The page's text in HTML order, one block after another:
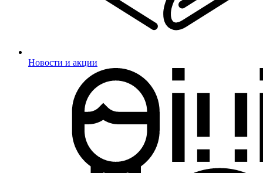
Новости и акции